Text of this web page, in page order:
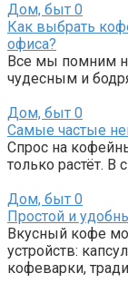
Дом, быт 0
Как выбрать
офиса?
Все мы помним
чудесным и
Дом, быт 0
Самые частые
Спрос на
только растёт. В
Дом, быт 0
Простой и
Вкусный кофе
устройств:
кофеварки,